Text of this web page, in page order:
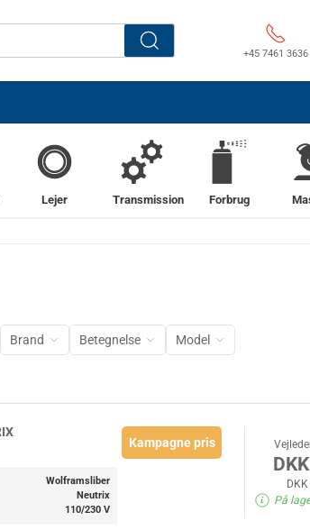
+45 7461 3636
Lejer Transmission Forbrug
Brand Betegnelse Model
Kampagne pris
Wolframsliber
Neutrix
110/230 V
På